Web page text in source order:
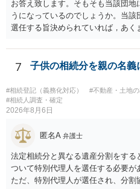
お答え致します。そもそも当該団地
うになっているのでしょうか。当
選任する旨決められていれば，あ
し，団地と貴殿との委託契約は有
ける役員の選任が会長の専権でで
7 子供の相続分を親の名
#相続登記（義務化対応） #不動産・土地
#相続人調査・確定
2026年8月6日
匿名A 弁護士
法定相続分と異なる遺産分割をする
ついて特別代理人を選任する必要が
ただ、特別代理人が選任され、分